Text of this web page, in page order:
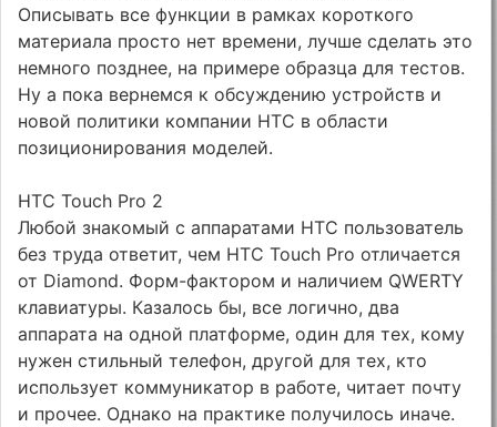
Описывать все функции в рамках короткого
материала просто нет времени, лучше сделать это
немного позднее, на примере образца для тестов.
Ну а пока вернемся к обсуждению устройств и
новой политики компании HTC в области
позиционирования моделей.
HTC Touch Pro 2
Любой знакомый с аппаратами HTC пользователь
без труда ответит, чем HTC Touch Pro отличается
от Diamond. Форм-фактором и наличием QWERTY
клавиатуры. Казалось бы, все логично, два
аппарата на одной платформе, один для тех, кому
нужен стильный телефон, другой для тех, кто
использует коммуникатор в работе, читает почту
и прочее. Однако на практике получилось иначе.